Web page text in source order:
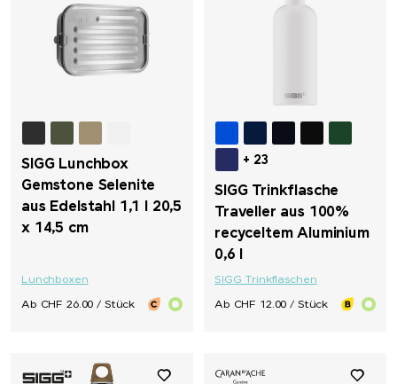
SIGG Lunchbox
Gemstone Selenite
aus Edelstahl 1,1 l 20,5
x 14,5 cm
Lunchboxen
Ab CHF 26.00 / Stück
+ 23
SIGG Trinkflasche
Traveller aus 100%
recyceltem Aluminium
0,6 l
SIGG Trinkflaschen
Ab CHF 12.00 / Stück